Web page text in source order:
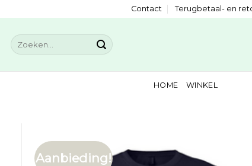
Contact Terugbetaal- en
Zoeken
naar:
HOME WINKEL
Aanbieding!